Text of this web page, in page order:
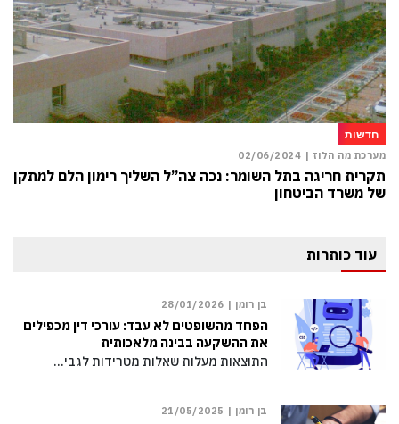
חדשות
מערכת מה הלוז | 02/06/2024
תקרית חריגה בתל השומר: נכה צה”ל השליך רימון הלם למתקן
של משרד הביטחון
עוד כותרות
בן רומן | 28/01/2026
הפחד מהשופטים לא עבד: עורכי דין מכפילים
את ההשקעה בבינה מלאכותית
התוצאות מעלות שאלות מטרידות לגבי…
בן רומן | 21/05/2025